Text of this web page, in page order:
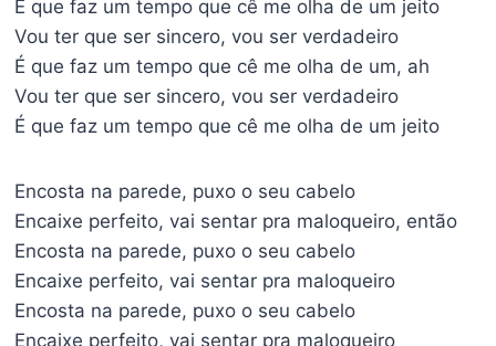
É que faz um tempo que cê me olha de um jeito
Vou ter que ser sincero, vou ser verdadeiro
É que faz um tempo que cê me olha de um, ah
Vou ter que ser sincero, vou ser verdadeiro
É que faz um tempo que cê me olha de um jeito
Encosta na parede, puxo o seu cabelo
Encaixe perfeito, vai sentar pra maloqueiro, então
Encosta na parede, puxo o seu cabelo
Encaixe perfeito, vai sentar pra maloqueiro
Encosta na parede, puxo o seu cabelo
Encaixe perfeito, vai sentar pra maloqueiro